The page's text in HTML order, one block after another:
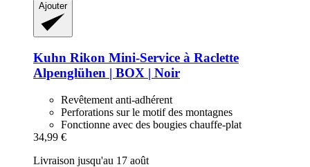
Ajouter
Kuhn Rikon Mini-​Service à Raclette
Alpenglühen | BOX | Noir
Revêtement anti-adhérent
Perforations sur le motif des montagnes
Fonctionne avec des bougies chauffe-plat
34,99 €
Livraison jusqu'au 17 août